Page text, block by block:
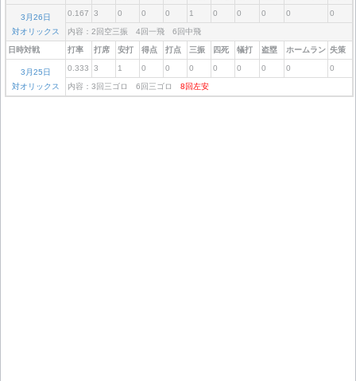
3月26日
対オリックス
0.167 3 0 0 0 1 0 0 0 0 0
内容：2回空三振 4回一飛 6回中飛
日時対戦 打率 打席 安打 得点 打点 三振 四死 犠打 盗塁 ホームラン 失策
3月25日
対オリックス
0.333 3 1 0 0 0 0 0 0 0 0
内容：3回三ゴロ 6回三ゴロ 8回左安